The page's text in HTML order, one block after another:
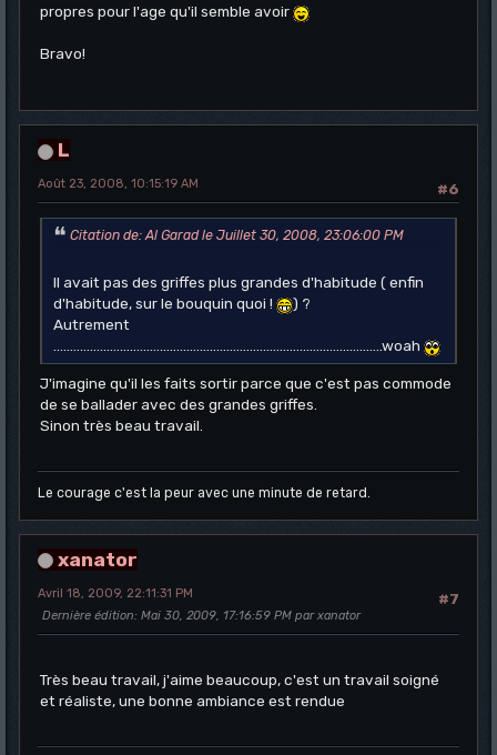
propres pour l'age qu'il semble avoir
Bravo!
L
#6
Août 23, 2008, 10:15:19 AM
Citation de: Al Garad le Juillet 30, 2008, 23:06:00 PM
Il avait pas des griffes plus grandes d'habitude ( enfin
d'habitude, sur le bouquin quoi !
) ?
Autrement
...................................................................................................woah
J'imagine qu'il les faits sortir parce que c'est pas commode
de se ballader avec des grandes griffes.
Sinon très beau travail.
Le courage c'est la peur avec une minute de retard.
xanator
#7
Avril 18, 2009, 22:11:31 PM
Dernière édition: Mai 30, 2009, 17:16:59 PM par xanator
Très beau travail, j'aime beaucoup, c'est un travail soigné
et réaliste, une bonne ambiance est rendue